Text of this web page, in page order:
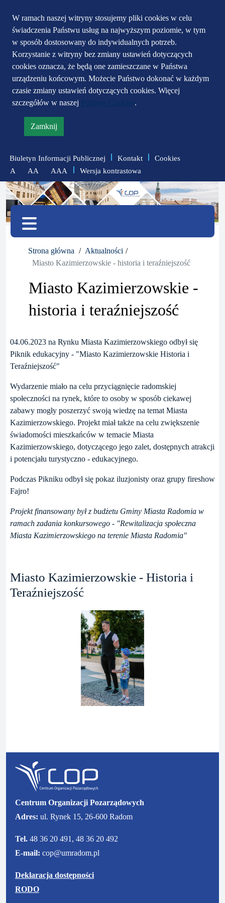
W ramach naszej witryny stosujemy pliki cookies w celu
świadczenia Państwu usług na najwyższym poziomie, w tym
w sposób dostosowany do indywidualnych potrzeb.
Korzystanie z witryny bez zmiany ustawień dotyczących
cookies oznacza, że będą one zamieszczane w Państwa
urządzeniu końcowym. Możecie Państwo dokonać w każdym
czasie zmiany ustawień dotyczących cookies. Więcej
szczegółów w naszej
.
Zamknij
informację
polityce
prywatności
Przejdź do głównego
menu
Przejdź do treści
Przejdź do mapy
serwisu
Biuletyn Informacji Publicznej Kontakt
Cookies
A
zmniejsz
czcionkę
AA
zresetuj
AAA
zwiększ
czcionkę
Wersja kontrastowa
Menu
Strona główna
Aktualności
Miasto Kazimierzowskie - historia i teraźniejszość
Miasto Kazimierzowskie -
historia i teraźniejszość
04.06.2023 na Rynku Miasta Kazimierzowskiego odbył się
Piknik edukacyjny - "Miasto Kazimierzowskie Historia i
Teraźniejszość"
Wydarzenie miało na celu przyciągnięcie radomskiej
społeczności na rynek, które to osoby w sposób ciekawej
zabawy mogły poszerzyć swoją wiedzę na temat Miasta
Kazimierzowskiego. Projekt miał także na celu zwiększenie
świadomości mieszkańców w temacie Miasta
Kazimierzowskiego, dotyczącego jego zalet, dostępnych atrakcji
i potencjału turystyczno - edukacyjnego.
Podczas Pikniku odbył się pokaz iluzjonisty oraz grupy fireshow
Fajro!
Projekt finansowany był z budżetu Gminy Miasta Radomia w
ramach zadania konkursowego - "Rewitalizacja społeczna
Miasta Kazimierzowskiego na terenie Miasta Radomia"
Miasto Kazimierzowskie - Historia i
Teraźniejszość
p
d
n
s
s
n
Centrum Organizacji Pozarządowych
Adres: ul. Rynek 15, 26-600 Radom
Tel. 48 36 20 491, 48 36 20 492
E-mail: cop@umradom.pl
Deklaracja dostępności
RODO